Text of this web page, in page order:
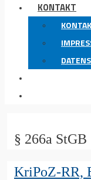
KONTAKT
§ 266a StGB
KriPoZ-RR,